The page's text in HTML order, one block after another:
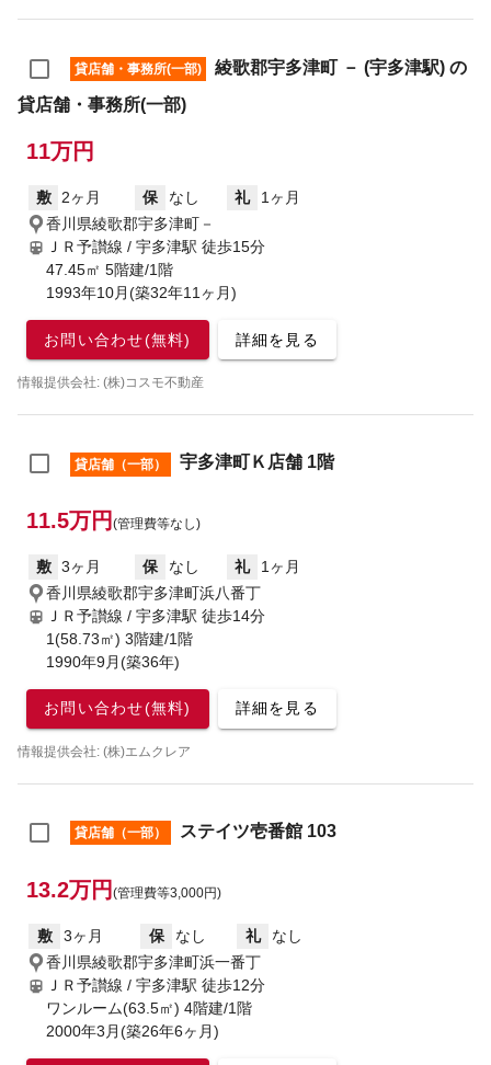
貸店舗・事務所(一部)
綾歌郡宇多津町 － (宇多津駅) の
貸店舗・事務所(一部)
11万円
敷 2ヶ月 保 なし 礼
1ヶ月
香川県綾歌郡宇多津町－
ＪＲ予讃線 / 宇多津駅 徒歩15分
47.45㎡ 5階建/1階
1993年10月(築32年11ヶ月)
お問い合わせ(無料) 詳細を見る
情報提供会社: (株)コスモ不動産
貸店舗（一部） 宇多津町Ｋ店舗 1階
11.5万円 (管理費等なし)
敷 3ヶ月 保 なし 礼
1ヶ月
香川県綾歌郡宇多津町浜八番丁
ＪＲ予讃線 / 宇多津駅 徒歩14分
1(58.73㎡) 3階建/1階
1990年9月(築36年)
お問い合わせ(無料) 詳細を見る
情報提供会社: (株)エムクレア
貸店舗（一部） ステイツ壱番館 103
13.2万円 (管理費等3,000円)
敷 3ヶ月 保 なし 礼
なし
香川県綾歌郡宇多津町浜一番丁
ＪＲ予讃線 / 宇多津駅 徒歩12分
ワンルーム(63.5㎡) 4階建/1階
2000年3月(築26年6ヶ月)